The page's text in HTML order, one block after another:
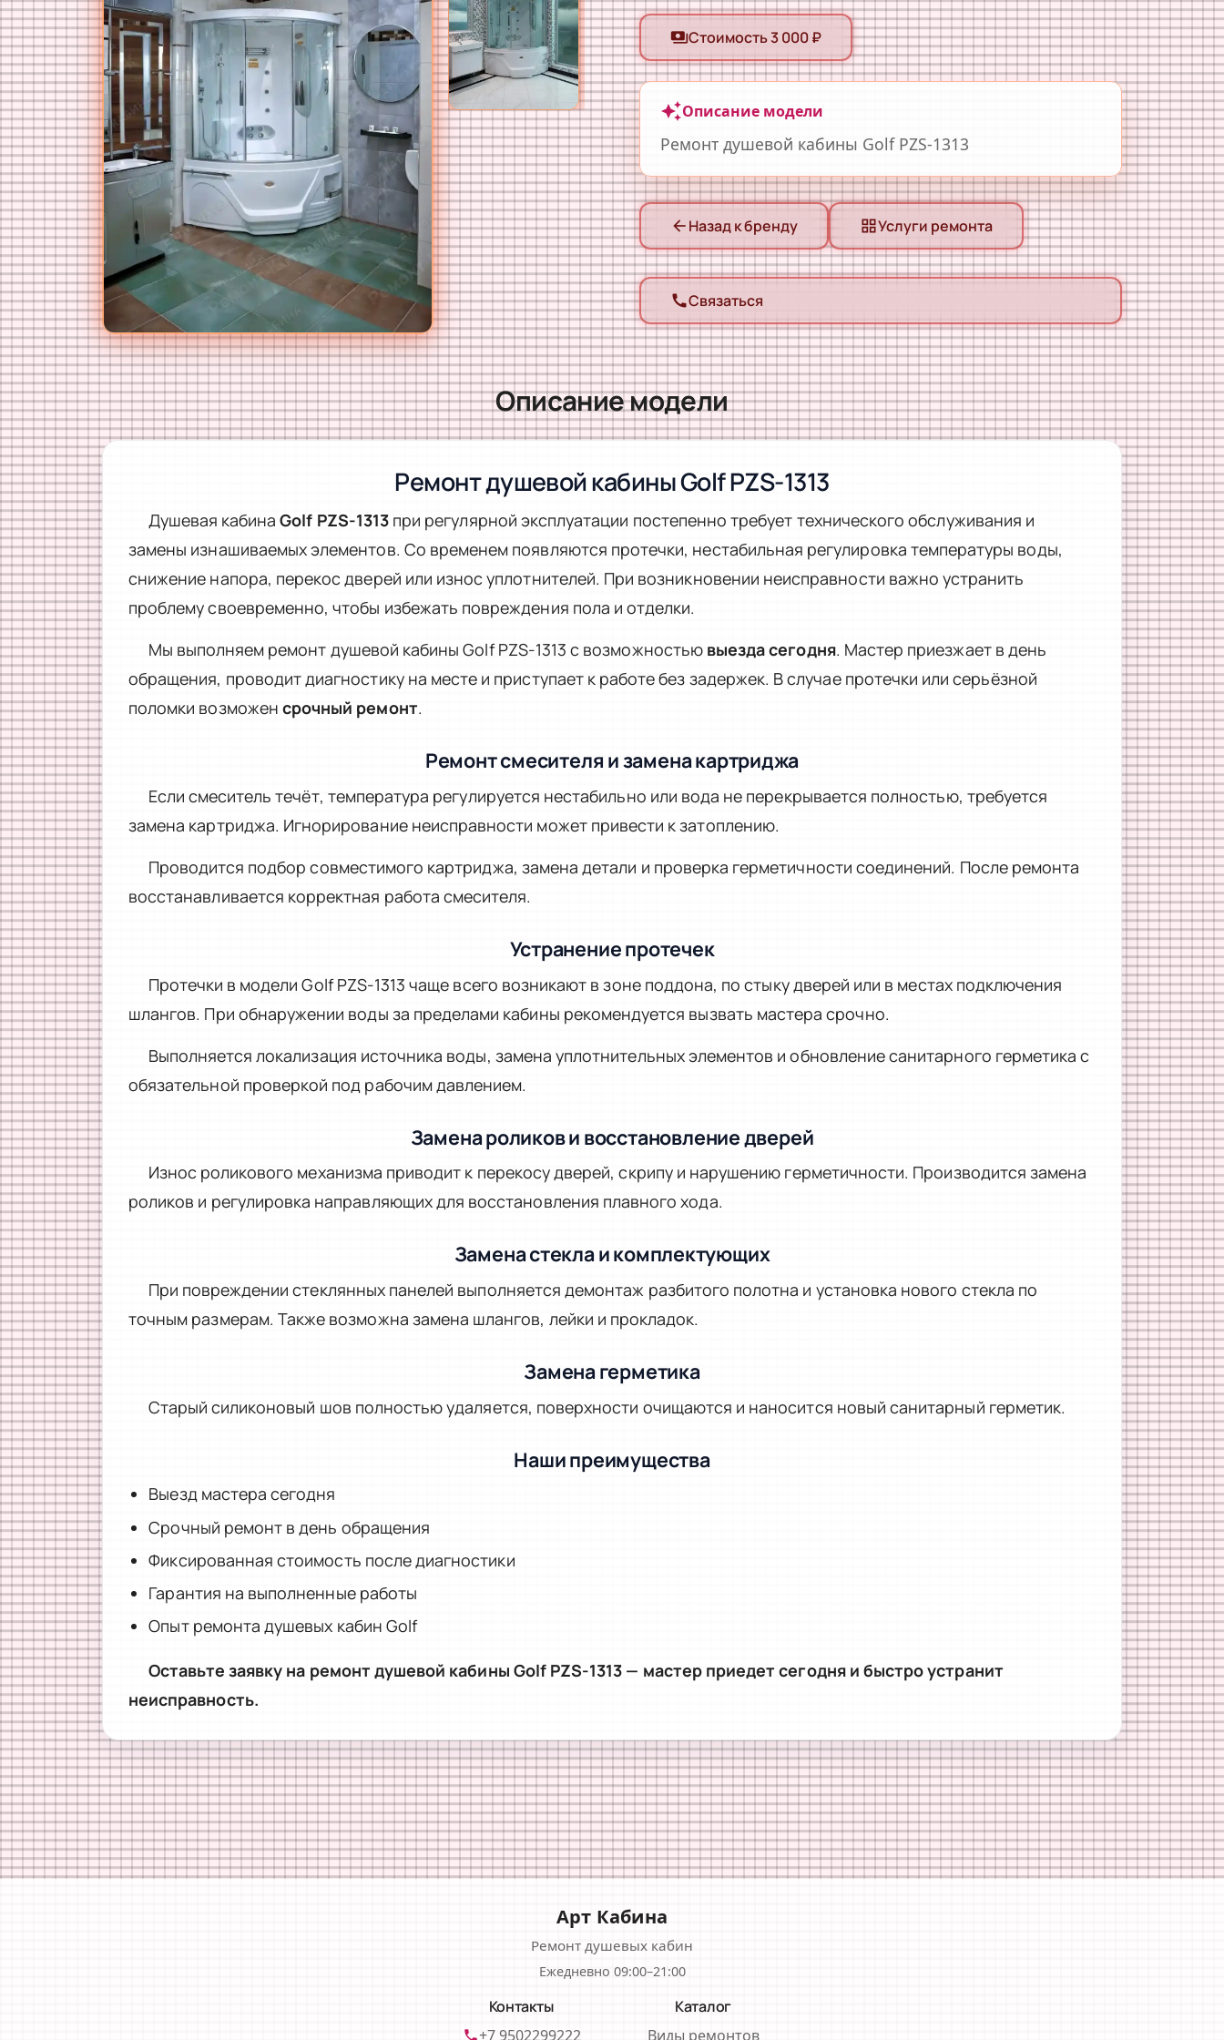
paymentsСтоимость 3 000 ₽
auto_awesomeОписание модели
Ремонт душевой кабины Golf PZS-1313
arrow_back Назад к бренду grid_viewУслуги ремонта
callСвязаться
Описание модели
Ремонт душевой кабины Golf PZS-1313
Душевая кабинаGolf PZS-1313 при регулярной эксплуатации постепенно требует технического обслуживания и
замены изнашиваемых элементов. Со временем появляются протечки, нестабильная регулировка температуры воды,
снижение напора, перекос дверей или износ уплотнителей. При возникновении неисправности важно устранить
проблему своевременно, чтобы избежать повреждения пола и отделки.
Мы выполняем ремонт душевой кабины Golf PZS-1313 с возможностью выезда сегодня. Мастер приезжает в день
обращения, проводит диагностику на месте и приступает к работе без задержек. В случае протечки или серьёзной
поломки возможен срочный ремонт.
Ремонт смесителя и замена картриджа
Если смеситель течёт, температура регулируется нестабильно или вода не перекрывается полностью, требуется
замена картриджа. Игнорирование неисправности может привести к затоплению.
Проводится подбор совместимого картриджа, замена детали и проверка герметичности соединений. После ремонта
восстанавливается корректная работа смесителя.
Устранение протечек
Протечки в модели Golf PZS-1313 чаще всего возникают в зоне поддона, по стыку дверей или в местах подключения
шлангов. При обнаружении воды за пределами кабины рекомендуется вызвать мастера срочно.
Выполняется локализация источника воды, замена уплотнительных элементов и обновление санитарного герметика с
обязательной проверкой под рабочим давлением.
Замена роликов и восстановление дверей
Износ роликового механизма приводит к перекосу дверей, скрипу и нарушению герметичности. Производится замена
роликов и регулировка направляющих для восстановления плавного хода.
Замена стекла и комплектующих
При повреждении стеклянных панелей выполняется демонтаж разбитого полотна и установка нового стекла по
точным размерам. Также возможна замена шлангов, лейки и прокладок.
Замена герметика
Старый силиконовый шов полностью удаляется, поверхности очищаются и наносится новый санитарный герметик.
Наши преимущества
Выезд мастера сегодня
Срочный ремонт в день обращения
Фиксированная стоимость после диагностики
Гарантия на выполненные работы
Опыт ремонта душевых кабин Golf
Оставьте заявку на ремонт душевой кабины Golf PZS-1313 — мастер приедет сегодня и быстро устранит
неисправность.
Арт Кабина
Ремонт душевых кабин
Ежедневно 09:00–21:00
Контакты
phone+7 9502299222
Каталог
Виды ремонтов